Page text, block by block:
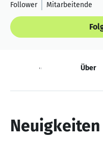
Follower
Mitarbeitende
Neuigkeiten Über
Neuigkeiten